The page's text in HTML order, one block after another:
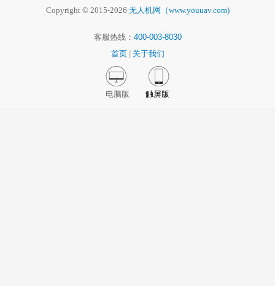
Copyright © 2015-2026 无人机网（www.youuav.com)
客服热线： 400-003-8030
首页
关于我们
电脑版 触屏版